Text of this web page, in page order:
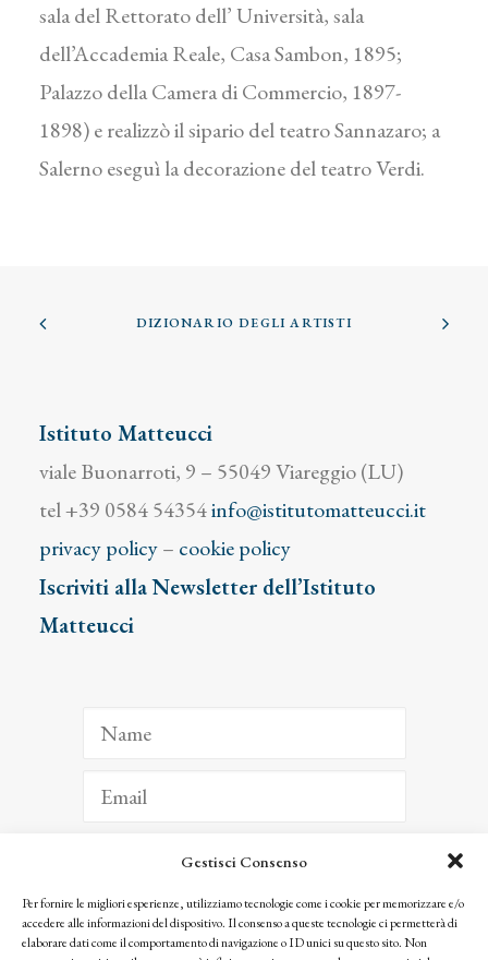
Gestisci Consenso
Per fornire le migliori esperienze, utilizziamo tecnologie come i cookie per memorizzare e/o
accedere alle informazioni del dispositivo. Il consenso a queste tecnologie ci permetterà di
elaborare dati come il comportamento di navigazione o ID unici su questo sito. Non
sala del Rettorato dell’ Università, sala
dell’Accademia Reale, Casa Sambon, 1895;
Palazzo della Camera di Commercio, 1897-
1898) e realizzò il sipario del teatro Sannazaro; a
Salerno eseguì la decorazione del teatro Verdi.
DIZIONARIO DEGLI ARTISTI
Istituto Matteucci
viale Buonarroti, 9 – 55049 Viareggio (LU)
tel +39 0584 54354info@istitutomatteucci.it
privacy policy– cookie policy
Iscriviti alla Newsletter dell’Istituto
Matteucci
ISCRIVITI
Facendo clic per iscriverti, riconosci che le tue informazioni saranno trattate
seguendo la nostra Privacy Policy